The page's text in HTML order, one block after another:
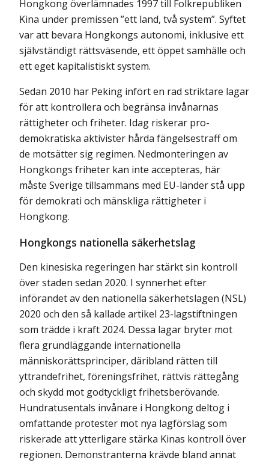
Hongkong överlämnades 1997 till Folkrepubliken
Kina under premissen ”ett land, två system”. Syftet
var att bevara Hongkongs autonomi, inklusive ett
självständigt rätts­väsende, ett öppet samhälle och
ett eget kapitalistiskt system.
Sedan 2010 har Peking infört en rad striktare lagar
för att kontrollera och begränsa invånarnas
rättigheter och friheter. Idag riskerar pro-
demokratiska aktivister hårda fängelsestraff om
de motsätter sig regimen. Nedmonteringen av
Hongkongs friheter kan inte accepteras, här
måste Sverige tillsammans med EU-länder stå upp
för demokrati och mänskliga rättigheter i
Hongkong.
Hongkongs nationella säkerhetslag
Den kinesiska regeringen har stärkt sin kontroll
över staden sedan 2020. I synnerhet efter
införandet av den nationella säkerhetslagen (NSL)
2020 och den så kallade artikel 23-lagstiftningen
som trädde i kraft 2024. Dessa lagar bryter mot
flera grund­läggande internationella
människorättsprinciper, däribland rätten till
yttrandefrihet, föreningsfrihet, rättvis rättegång
och skydd mot godtyckligt frihetsberövande.
Hundra­tusentals invånare i Hongkong deltog i
omfattande protester mot nya lagförslag som
riskerade att ytterligare stärka Kinas kontroll över
regionen. Demonstranterna krävde bland annat